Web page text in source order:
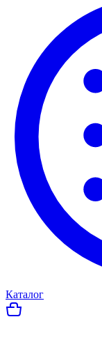
Каталог